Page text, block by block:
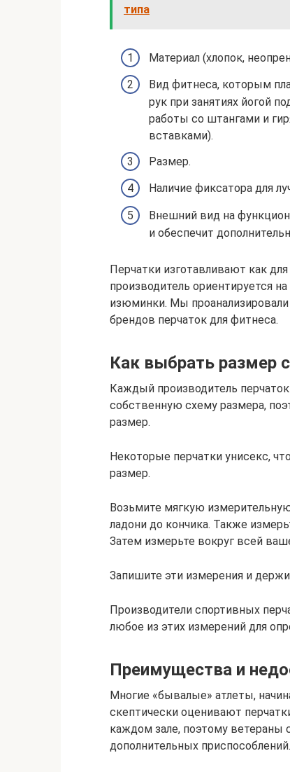
типа
Материал (хлопок,
Вид фитнеса, которым
рук при занятиях йогой
работы со штангами и
вставками).
Размер.
Наличие фиксатора для
Внешний вид на
и обеспечит
Перчатки изготавливают как
производитель ориентируется
изюминки. Мы
брендов перчаток для фитнеса.
Как выбрать размер
Каждый производитель
собственную схему размера,
размер.
Некоторые перчатки унисекс,
размер.
Возьмите мягкую
ладони до кончика. Также
Затем измерьте вокруг всей
Запишите эти измерения и
Производители спортивных
любое из этих измерений для
Преимущества и
Многие «бывалые» атлеты,
скептически оценивают
каждом зале, поэтому ветераны
дополнительных приспособлений.